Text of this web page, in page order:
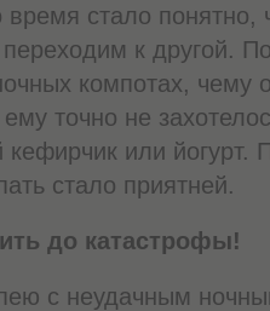
время стало понятно,
к другой.
компотах, чему
точно не
или йогурт.
стало приятней.
до катастрофы!
с неудачным